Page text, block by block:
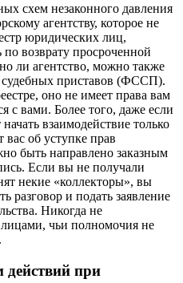
схем незаконного давления
агентству, которое не
юридических лиц,
возврату просроченной
ли агентство, можно также
приставов (ФССП).
оно не имеет права вам
с вами. Более того, даже если
взаимодействие только
об уступке прав
быть направлено заказным
Если вы не получали
некие «коллекторы», вы
разговор и подать заявление
Никогда не
лицами, чьи полномочия не
действий при